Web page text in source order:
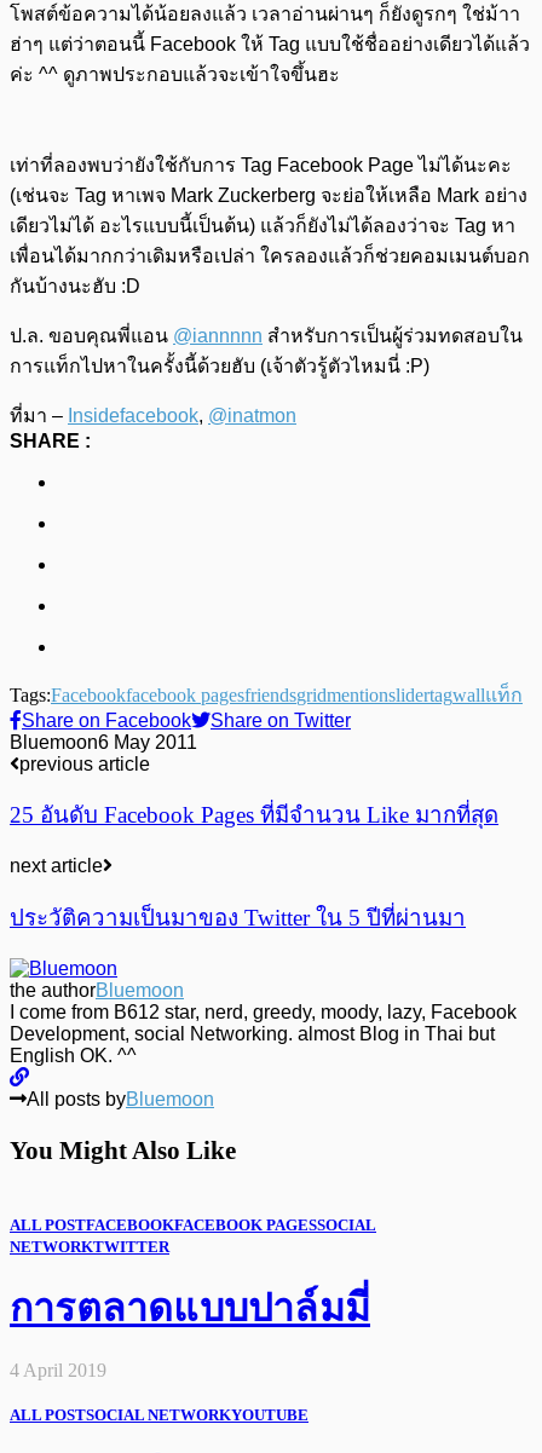
โพสต์ข้อความได้น้อยลงแล้ว เวลาอ่านผ่านๆ ก็ยังดูรกๆ ใช่ม้าา
ฮ่าๆ แต่ว่าตอนนี้ Facebook ให้ Tag แบบใช้ชื่ออย่างเดียวได้แล้ว
ค่ะ ^^ ดูภาพประกอบแล้วจะเข้าใจขึ้นฮะ
เท่าที่ลองพบว่ายังใช้กับการ Tag Facebook Page ไม่ได้นะคะ
(เช่นจะ Tag หาเพจ Mark Zuckerberg จะย่อให้เหลือ Mark อย่าง
เดียวไม่ได้ อะไรแบบนี้เป็นต้น) แล้วก็ยังไม่ได้ลองว่าจะ Tag หา
เพื่อนได้มากกว่าเดิมหรือเปล่า ใครลองแล้วก็ช่วยคอมเมนต์บอก
กันบ้างนะฮับ :D
ป.ล. ขอบคุณพี่แอน @iannnnn สำหรับการเป็นผู้ร่วมทดสอบใน
การแท็กไปหาในครั้งนี้ด้วยฮับ (เจ้าตัวรู้ตัวไหมนี่ :P)
ที่มา – Insidefacebook, @inatmon
SHARE :
Tags:Facebookfacebook pagesfriendsgridmentionslidertagwallแท็ก
Share on Facebook
Share on Twitter
Bluemoon6 May 2011
previous article
25 อันดับ Facebook Pages ที่มีจำนวน Like มากที่สุด
next article
ประวัติความเป็นมาของ Twitter ใน 5 ปีที่ผ่านมา
the authorBluemoon
I come from B612 star, nerd, greedy, moody, lazy, Facebook
Development, social Networking. almost Blog in Thai but
English OK. ^^
All posts byBluemoon
You Might Also Like
ALL POSTFACEBOOKFACEBOOK PAGESSOCIAL
NETWORKTWITTER
การตลาดแบบปาล์มมี่
4 April 2019
ALL POSTSOCIAL NETWORKYOUTUBE